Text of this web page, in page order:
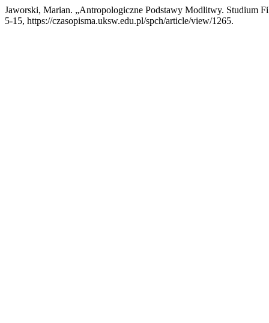
Jaworski, Marian. „Antropologiczne Podstawy Modlitwy. Studium
5-15, https://czasopisma.uksw.edu.pl/spch/article/view/1265.